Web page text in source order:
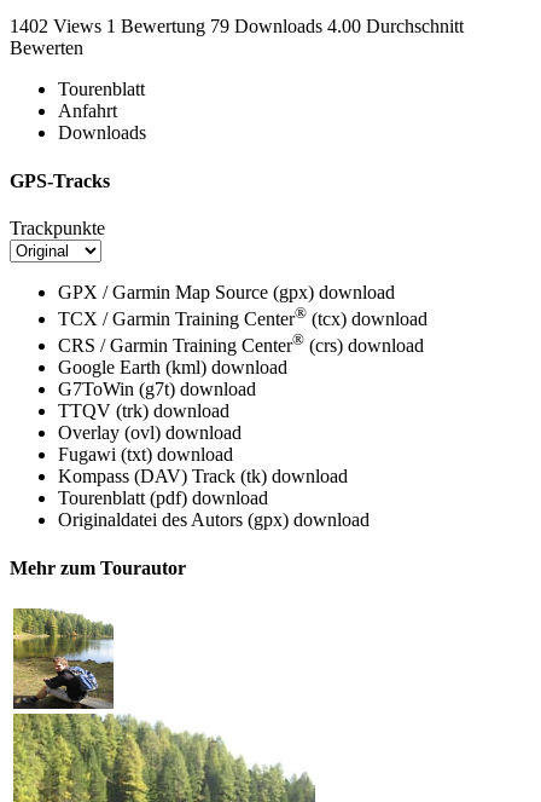
1402 Views 1 Bewertung 79 Downloads 4.00 Durchschnitt
Bewerten
Tourenblatt
Anfahrt
Downloads
GPS-Tracks
Trackpunkte
GPX / Garmin Map Source (gpx) download
TCX / Garmin Training Center® (tcx) download
CRS / Garmin Training Center® (crs) download
Google Earth (kml) download
G7ToWin (g7t) download
TTQV (trk) download
Overlay (ovl) download
Fugawi (txt) download
Kompass (DAV) Track (tk) download
Tourenblatt (pdf) download
Originaldatei des Autors (gpx) download
Mehr zum Tourautor